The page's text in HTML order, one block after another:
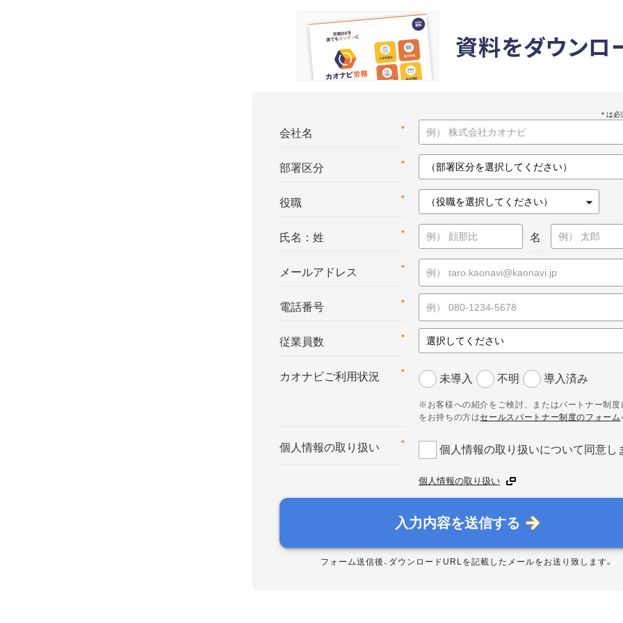
資料をダウンロ
*
会社名
*
部署区分
*
役職
*
氏名：姓 名
*
メールアドレス
*
電話番号
*
従業員数
*
カオナビご利用状況 未導入 不明 導入済み
※お客様への紹介をご検討、またはパートナー制度
をお持ちの方はセールスパートナー制度のフォーム
*
個人情報の取り扱い 個人情報の取り扱いについて同意し
個人情報の取り扱い
入力内容を送信する
フォーム送信後、ダウンロードURLを記載したメールをお送り致します。